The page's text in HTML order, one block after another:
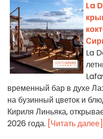
La
La
временный бар в духе
на бузинный цветок и
Кириля Линьяка,
2026 года. [Читать далее]